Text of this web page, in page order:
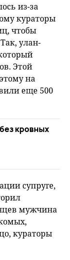
из-за
кураторы
чтобы
улан-
Этой
на
еще 500
кровных
супруге,
мужчина
кураторы